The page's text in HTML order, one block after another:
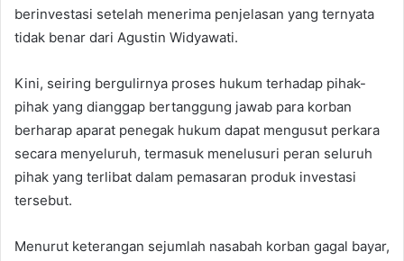
berinvestasi setelah menerima penjelasan yang ternyata
tidak benar dari Agustin Widyawati.
Kini, seiring bergulirnya proses hukum terhadap pihak-
pihak yang dianggap bertanggung jawab para korban
berharap aparat penegak hukum dapat mengusut perkara
secara menyeluruh, termasuk menelusuri peran seluruh
pihak yang terlibat dalam pemasaran produk investasi
tersebut.
Menurut keterangan sejumlah nasabah korban gagal bayar,